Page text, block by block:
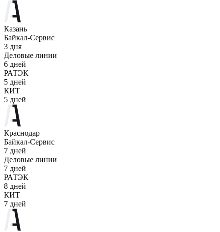
Казань
Байкал-Сервис
3 дня
Деловые линии
6 дней
РАТЭК
5 дней
КИТ
5 дней
Краснодар
Байкал-Сервис
7 дней
Деловые линии
7 дней
РАТЭК
8 дней
КИТ
7 дней